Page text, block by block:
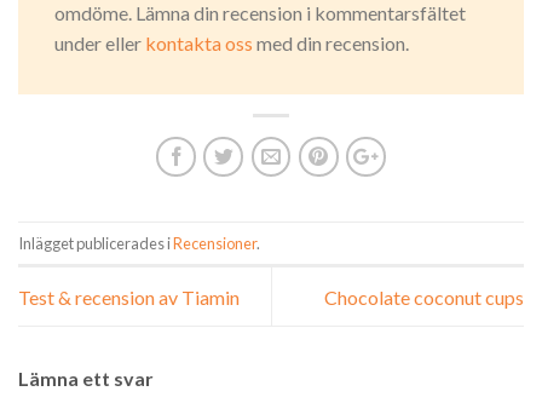
omdöme. Lämna din recension i kommentarsfältet
under eller kontakta oss med din recension.
Inlägget publicerades iRecensioner.
Test & recension av Tiamin Chocolate coconut cups
Lämna ett svar